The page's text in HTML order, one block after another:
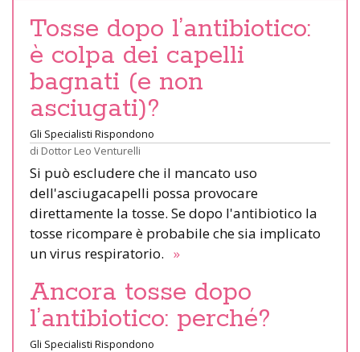
Tosse dopo l’antibiotico:
è colpa dei capelli
bagnati (e non
asciugati)?
Gli Specialisti Rispondono
di Dottor Leo Venturelli
Si può escludere che il mancato uso
dell'asciugacapelli possa provocare
direttamente la tosse. Se dopo l'antibiotico la
tosse ricompare è probabile che sia implicato
un virus respiratorio. »
Ancora tosse dopo
l’antibiotico: perché?
Gli Specialisti Rispondono